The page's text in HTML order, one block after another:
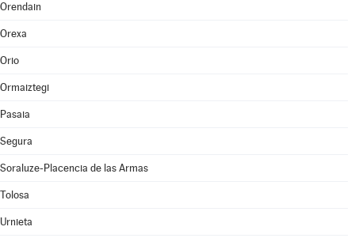
Orendain
Orexa
Orio
Ormaiztegi
Pasaia
Segura
Soraluze-Placencia de las Armas
Tolosa
Urnieta